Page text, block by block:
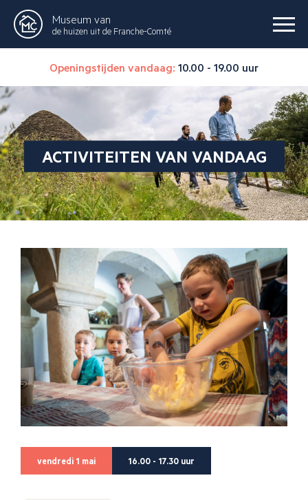
Museum van
de huizen uit de Franche-Comté
Openingstijden vandaag: 10.00 - 19.00 uur
ACTIVITEITEN VAN VANDAAG
vendredi 1 mai 16.00 - 17.30 uur